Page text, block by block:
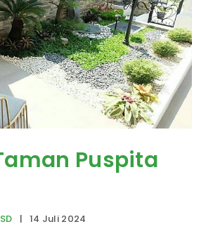
Puspita
| 14 Juli 2024